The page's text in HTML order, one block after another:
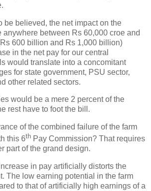
be believed, the net impact on the
anywhere between Rs 60,000 croe and
600 billion and Rs 1,000 billion)
in the net pay for our central
would translate into a concomitant
for state government, PSU sector,
other related sectors.
would be a mere 2 percent of the
rest have to foot the bill.
of the combined failure of the farm
this 6th Pay Commission? That requires
part of the grand design.
in pay artificially distorts the
The low earning potential in the farm
to that of artificially high earnings of a